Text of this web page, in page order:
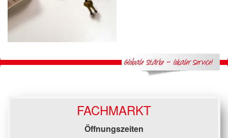
FACHMARKT
Öffnungszeiten